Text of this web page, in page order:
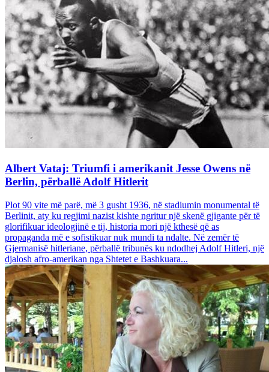
Albert Vataj: Triumfi i amerikanit Jesse Owens në
Berlin, përballë Adolf Hitlerit
Plot 90 vite më parë, më 3 gusht 1936, në stadiumin monumental të
Berlinit, aty ku regjimi nazist kishte ngritur një skenë gjigante për të
glorifikuar ideologjinë e tij, historia mori një kthesë që as
propaganda më e sofistikuar nuk mundi ta ndalte. Në zemër të
Gjermanisë hitleriane, përballë tribunës ku ndodhej Adolf Hitleri, një
djalosh afro-amerikan nga Shtetet e Bashkuara...